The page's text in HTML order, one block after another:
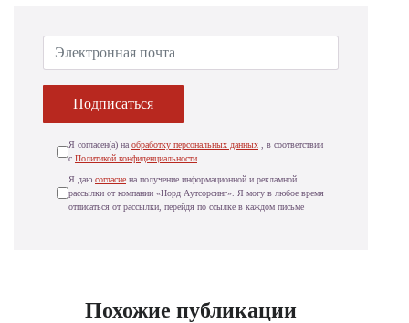
Подписаться
Я согласен(а) на обработку персональных данных , в соответствии
с Политикой конфиденциальности
Я даю согласие на получение информационной и рекламной
рассылки от компании «Норд Аутсорсинг». Я могу в любое время
отписаться от рассылки, перейдя по ссылке в каждом письме
Похожие публикации